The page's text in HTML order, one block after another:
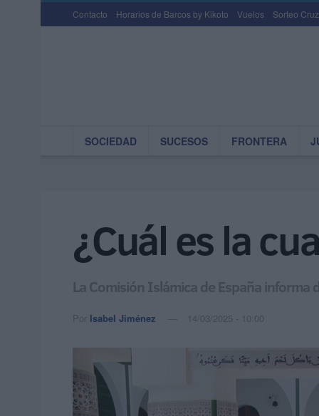
Contacto Horarios de Barcos by Kikoto Vuelos Sorteo
SOCIEDAD SUCESOS FRONTERA
¿Cuál es la
La Comisión Islámica de España
Por Isabel Jiménez 14/03/2025 - 10:00